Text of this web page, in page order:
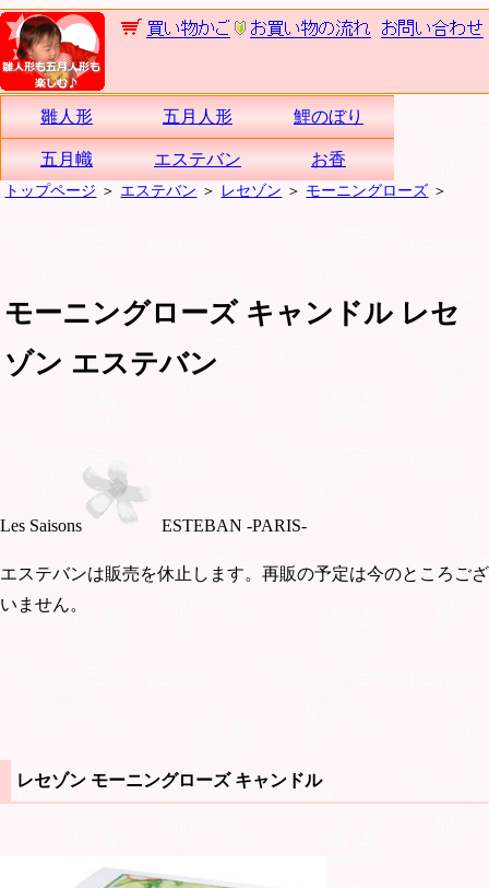
雛人形 五月人形 鯉のぼり
五月幟 エステバン お香
トップページ ＞ エステバン ＞ レセゾン ＞ モーニングローズ ＞
モーニングローズ キャンドル レセ
ゾン エステバン
Les Saisons ESTEBAN -PARIS-
エステバンは販売を休止します。再販の予定は今のところござ
いません。
レセゾン モーニングローズ キャンドル